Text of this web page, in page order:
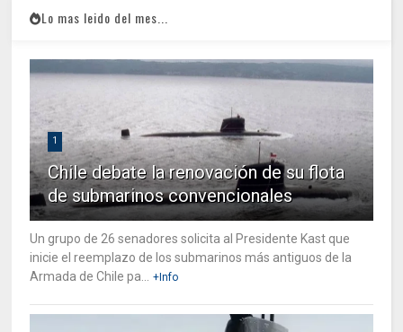
Lo mas leido del mes...
1
Chile debate la renovación de su flota
de submarinos convencionales
Un grupo de 26 senadores solicita al Presidente Kast que
inicie el reemplazo de los submarinos más antiguos de la
Armada de Chile pa...
+Info